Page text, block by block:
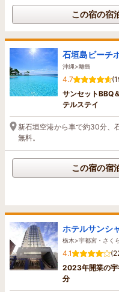
この宿の宿
石垣島ビーチ
沖縄>離島
4.7
サンセットBBQ
テルステイ
新石垣空港から車で約30分、
無料。
この宿の宿
ホテルサンシ
栃木>宇都宮・さく
4.1
2023年開業の宇
分